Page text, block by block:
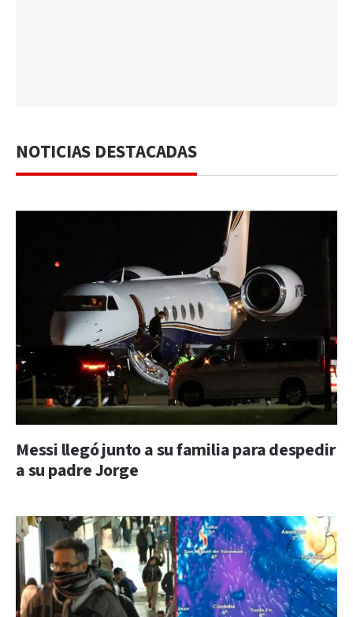
NOTICIAS DESTACADAS
Messi llegó junto a su familia para despedir
a su padre Jorge